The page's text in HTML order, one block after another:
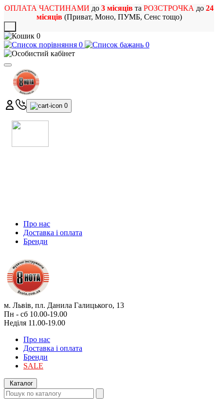
ОПЛАТА ЧАСТИНАМИ до 3 місяців та РОЗСТРОЧКА до 24
місяців(Приват, Моно, ПУМБ, Сенс тощо)
0
0
0
0
Про нас
Доставка і оплата
Бренди
м. Львів, пл. Данила Галицького, 13
Пн - сб 10.00-19.00
Неділя 11.00-19.00
Про нас
Доставка і оплата
Бренди
SALE
Каталог